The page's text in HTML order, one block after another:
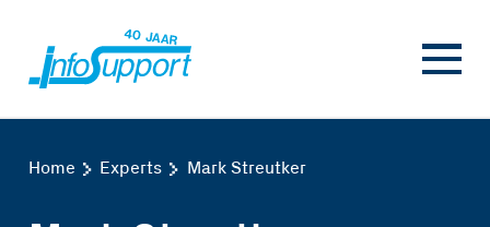
Home Experts Mark Streutker